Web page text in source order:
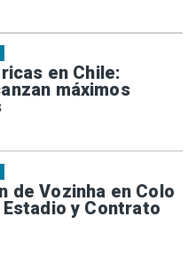
en Chile:
máximos
de Vozinha en Colo
Estadio y Contrato